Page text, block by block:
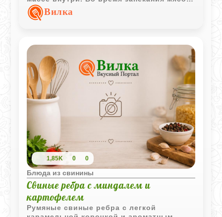
пропитывается грибным ароматом, а
густой соус делает блюдо особенно
Вилка
1,85K 0 0
Блюда из свинины
Свиные ребра с миндалем и
картофелем
Румяные свиные ребра с легкой